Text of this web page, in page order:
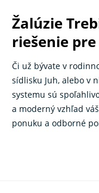
Žalúzie
riešenie
Či už bývate v
sídlisku Juh, alebo v
systemu sú
a moderný vzhľad
ponuku a odborné